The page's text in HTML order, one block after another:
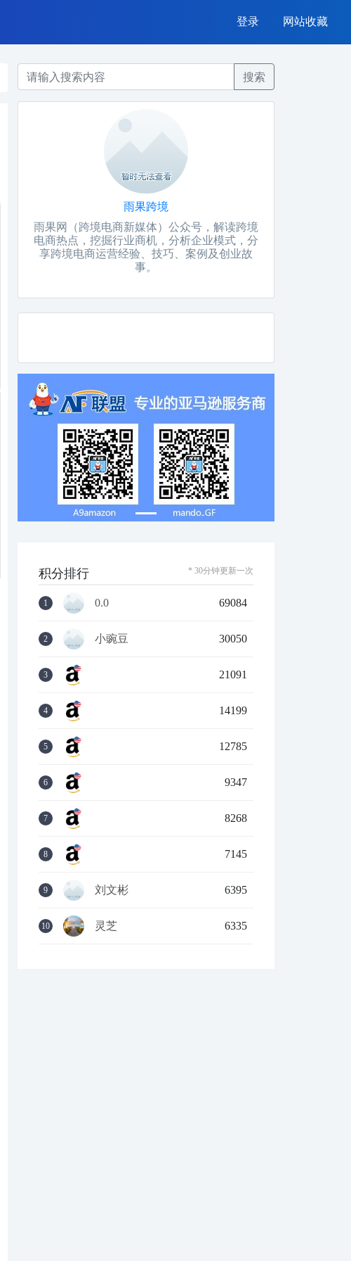
登录 网站收藏
搜索
雨果跨境
雨果网（跨境电商新媒体）公众号，解读跨境
电商热点，挖掘行业商机，分析企业模式，分
享跨境电商运营经验、技巧、案例及创业故
事。
积分排行 * 30分钟更新一次
1 0.0 69084
2 小豌豆 30050
3 21091
4 14199
5 12785
6 9347
7 8268
8 7145
9 刘文彬 6395
10 灵芝 6335